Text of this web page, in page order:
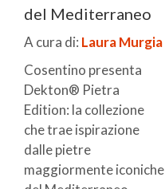
del Mediterraneo
A cura di: Laura Murgia
Cosentino presenta
Dekton® Pietra
Edition: la collezione
che trae ispirazione
dalle pietre
maggiormente iconiche